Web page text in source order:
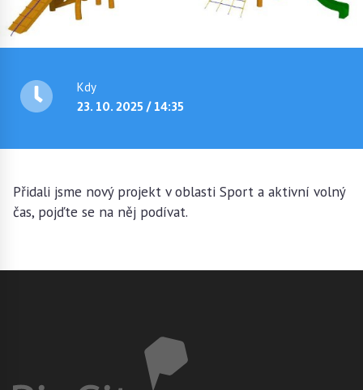
Kdy
23. 10. 2025 / 14:35
Přidali jsme nový projekt v oblasti Sport a aktivní volný
čas, pojďte se na něj podívat.